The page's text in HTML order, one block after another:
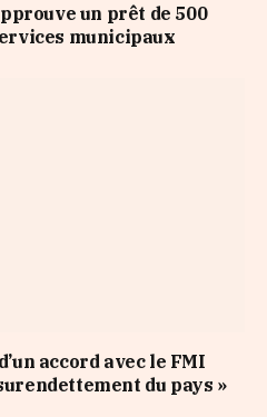
un prêt de 500
municipaux
accord avec le FMI
du pays »